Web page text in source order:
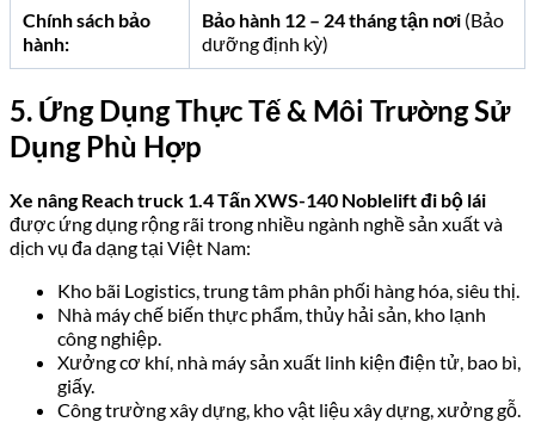
Chính sách bảo
hành:
Bảo hành 12 – 24 tháng tận nơi (Bảo
dưỡng định kỳ)
5. Ứng Dụng Thực Tế & Môi Trường Sử
Dụng Phù Hợp
Xe nâng Reach truck 1.4 Tấn XWS-140 Noblelift đi bộ lái
được ứng dụng rộng rãi trong nhiều ngành nghề sản xuất và
dịch vụ đa dạng tại Việt Nam:
Kho bãi Logistics, trung tâm phân phối hàng hóa, siêu thị.
Nhà máy chế biến thực phẩm, thủy hải sản, kho lạnh
công nghiệp.
Xưởng cơ khí, nhà máy sản xuất linh kiện điện tử, bao bì,
giấy.
Công trường xây dựng, kho vật liệu xây dựng, xưởng gỗ.